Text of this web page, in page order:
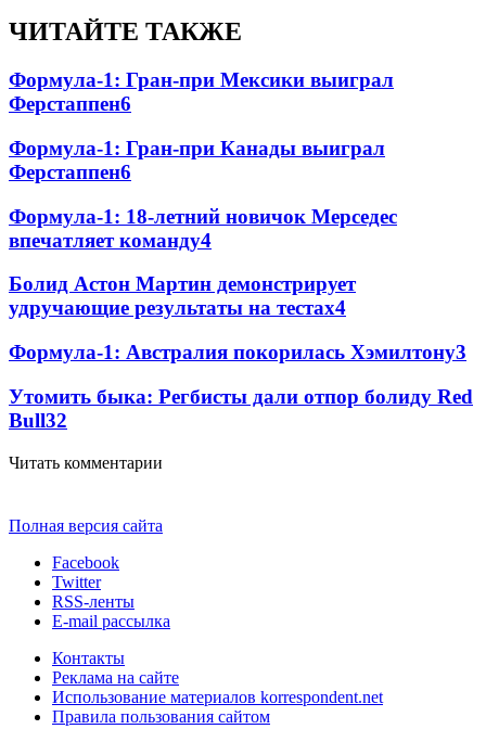
ЧИТАЙТЕ ТАКЖЕ
Формула-1: Гран-при Мексики выиграл
Ферстаппен6
Формула-1: Гран-при Канады выиграл
Ферстаппен6
Формула-1: 18-летний новичок Мерседес
впечатляет команду4
Болид Астон Мартин демонстрирует
удручающие результаты на тестах4
Формула-1: Австралия покорилась Хэмилтону3
Утомить быка: Регбисты дали отпор болиду Red
Bull32
Читать комментарии
Полная версия сайта
Facebook
Twitter
RSS-ленты
E-mail рассылка
Контакты
Реклама на сайте
Использование материалов korrespondent.net
Правила пользования сайтом